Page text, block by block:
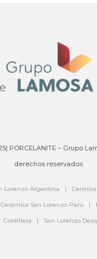
PORCELANITE – Grupo
derechos reservados
Lorenzo Argentina |
Cerámica San Lorenzo Perú |
Cordillera | San Lorenzo